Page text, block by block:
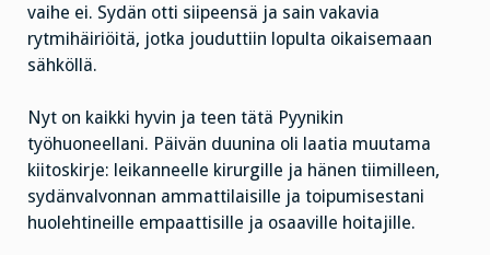
vaihe ei. Sydän otti siipeensä ja sain vakavia
rytmihäiriöitä, jotka jouduttiin lopulta oikaisemaan
sähköllä.
Nyt on kaikki hyvin ja teen tätä Pyynikin
työhuoneellani. Päivän duunina oli laatia muutama
kiitoskirje: leikanneelle kirurgille ja hänen tiimilleen,
sydänvalvonnan ammattilaisille ja toipumisestani
huolehtineille empaattisille ja osaaville hoitajille.